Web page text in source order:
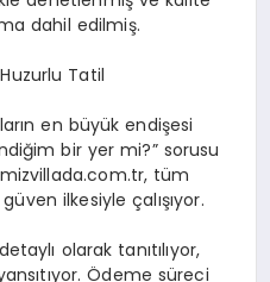
dahil edilmiş.
Tatil
en büyük endişesi
bir yer mi?” sorusu
tüm
ilkesiyle çalışıyor.
olarak tanıtılıyor,
Ödeme süreci